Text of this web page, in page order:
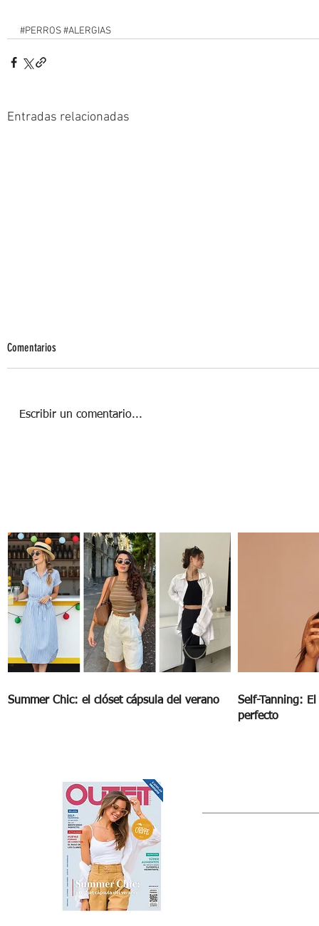
#PERROS#ALERGIAS
Entradas relacionadas
Comentarios
Escribir un comentario...
Summer Chic: el clóset cápsula del verano
Self-Tanning:
perfecto